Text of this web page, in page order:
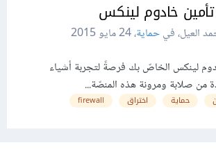
خادوم لينكس
العيل، فيحماية،24 مايو 2015
لينكس الخاصّ بك فرصةً لتجربة أشياء
من صلابة ومرونة هذه المنصّة...
حماية اختراق firewall